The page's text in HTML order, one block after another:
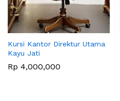
Kursi Kantor Direktur Utama
Kayu Jati
Rp 4,000,000